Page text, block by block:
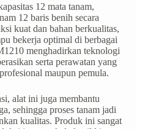
12 mata tanam,
12 baris benih secara
kuat dan bahan berkualitas,
bekerja optimal di berbagai
menghadirkan teknologi
serta perawatan yang
maupun pemula.
alat ini juga membantu
sehingga proses tanam jadi
kualitas. Produk ini sangat